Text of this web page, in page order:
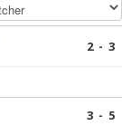
2 - 3
3 - 5